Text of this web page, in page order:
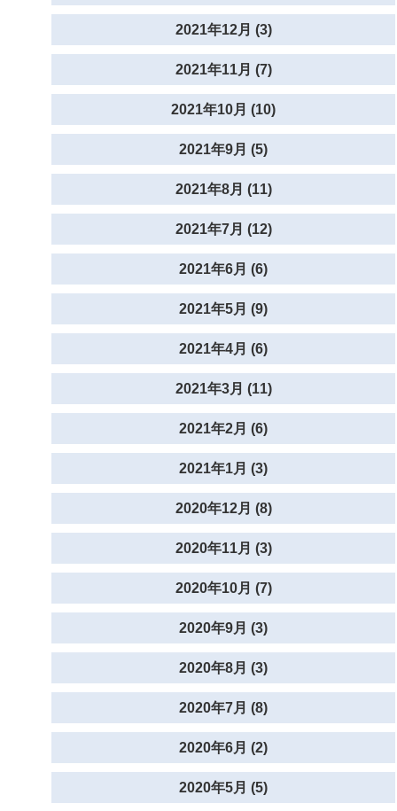
2021年12月 (3)
2021年11月 (7)
2021年10月 (10)
2021年9月 (5)
2021年8月 (11)
2021年7月 (12)
2021年6月 (6)
2021年5月 (9)
2021年4月 (6)
2021年3月 (11)
2021年2月 (6)
2021年1月 (3)
2020年12月 (8)
2020年11月 (3)
2020年10月 (7)
2020年9月 (3)
2020年8月 (3)
2020年7月 (8)
2020年6月 (2)
2020年5月 (5)